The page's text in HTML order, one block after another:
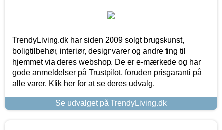
TrendyLiving.dk har siden 2009 solgt brugskunst,
boligtilbehør, interiør, designvarer og andre ting til
hjemmet via deres webshop. De er e-mærkede og har
gode anmeldelser på Trustpilot, foruden prisgaranti på
alle varer. Klik her for at se deres udvalg.
Se udvalget på TrendyLiving.dk